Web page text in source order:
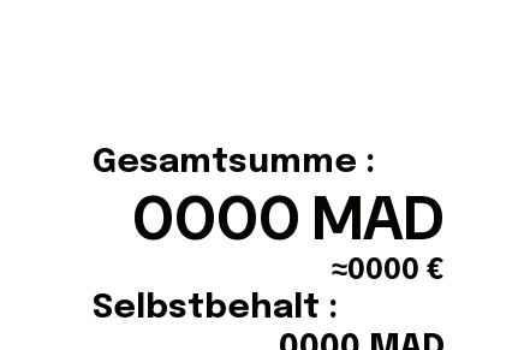
Gesamtsumme :
0000 MAD
≈0000 €
Selbstbehalt :